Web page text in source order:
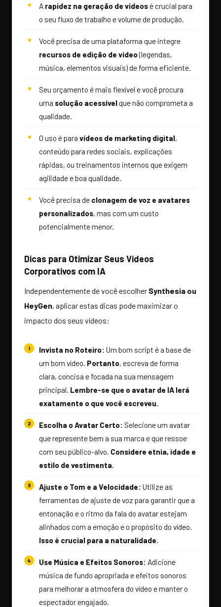
A rapidez na geração de vídeosé crucial para
o seu fluxo de trabalho e volume de produção.
Você precisa de uma plataforma que integre
recursos de edição de vídeo(legendas,
música, elementos visuais) de forma eficiente.
Seu orçamento é mais flexível e você procura
uma solução acessívelque não comprometa a
qualidade.
O uso é para vídeos de marketing digital,
conteúdo para redes sociais, explicações
rápidas, ou treinamentos internos que exigem
agilidade e boa qualidade.
Você precisa de clonagem de voz e avatares
personalizados, mas com um custo
potencialmente menor.
Dicas para Otimizar Seus Vídeos
Corporativos com IA
Independentemente de você escolher Synthesia ou
HeyGen, aplicar estas dicas pode maximizar o
impacto dos seus vídeos:
Invista no Roteiro: Um bom script é a base de
um bom vídeo. Portanto, escreva de forma
clara, concisa e focada na sua mensagem
principal. Lembre-se que o avatar de IA lerá
exatamente o que você escreveu.
Escolha o Avatar Certo: Selecione um avatar
que represente bem a sua marca e que ressoe
com seu público-alvo. Considere etnia, idade e
estilo de vestimenta.
Ajuste o Tom e a Velocidade: Utilize as
ferramentas de ajuste de voz para garantir que a
entonação e o ritmo da fala do avatar estejam
alinhados com a emoção e o propósito do vídeo.
Isso é crucial para a naturalidade.
Use Música e Efeitos Sonoros: Adicione
música de fundo apropriada e efeitos sonoros
para melhorar a atmosfera do vídeo e manter o
espectador engajado.